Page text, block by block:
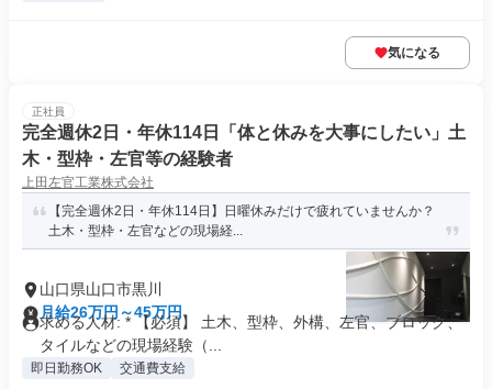
気になる
正社員
完全週休2日・年休114日「体と休みを大事にしたい」土
木・型枠・左官等の経験者
上田左官工業株式会社
【完全週休2日・年休114日】日曜休みだけで疲れていませんか？
土木・型枠・左官などの現場経...
山口県山口市黒川
月給26万円～45万円
求める人材: * 【必須】 土木、型枠、外構、左官、ブロック、
タイルなどの現場経験（...
即日勤務OK 交通費支給